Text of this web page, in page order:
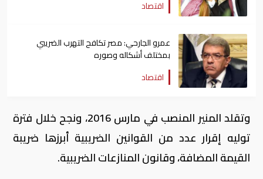
اقتصاد
عمرو الجارحي: مصر تكافح التهرب الضريبي
بمختلف أشكاله وصوره
اقتصاد
وتقلد المنير المنصب في مارس 2016، ونجح خلال فترة
توليه إقرار عدد من القوانين الضريبية أبرزها ضريبة
القيمة المضافة، وقانون المنازعات الضريبية.